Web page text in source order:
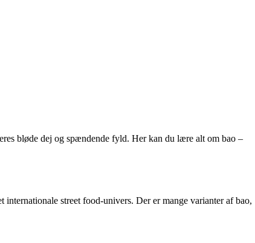
bløde dej og spændende fyld. Her kan du lære alt om bao –
street food-univers. Der er mange varianter af bao,